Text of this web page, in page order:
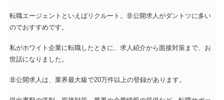
転職エージェントといえばリクルート。非公開求人がダントツに多い
のでおすすめです。
私がホワイト企業に転職したときに、求人紹介から面接対策まで、お
世話になりました。
非公開求人は、業界最大級で20万件以上の登録があります。